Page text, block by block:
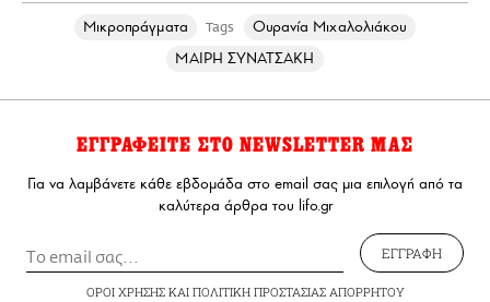
Mικροπράγματα Tags
Ουρανία Μιχαλολιάκου
ΜΑΙΡΗ ΣΥΝΑΤΣΑΚΗ
ΕΓΓΡΑΦΕΙΤΕ ΣΤΟ NEWSLETTER ΜΑΣ
Για να λαμβάνετε κάθε εβδομάδα στο email σας μια επιλογή από τα
καλύτερα άρθρα του lifo.gr
ΕΓΓΡΑΦΗ
ΟΡΟΙ ΧΡΗΣΗΣΚΑΙ ΠΟΛΙΤΙΚΗ ΠΡΟΣΤΑΣΙΑΣ ΑΠΟΡΡΗΤΟΥ